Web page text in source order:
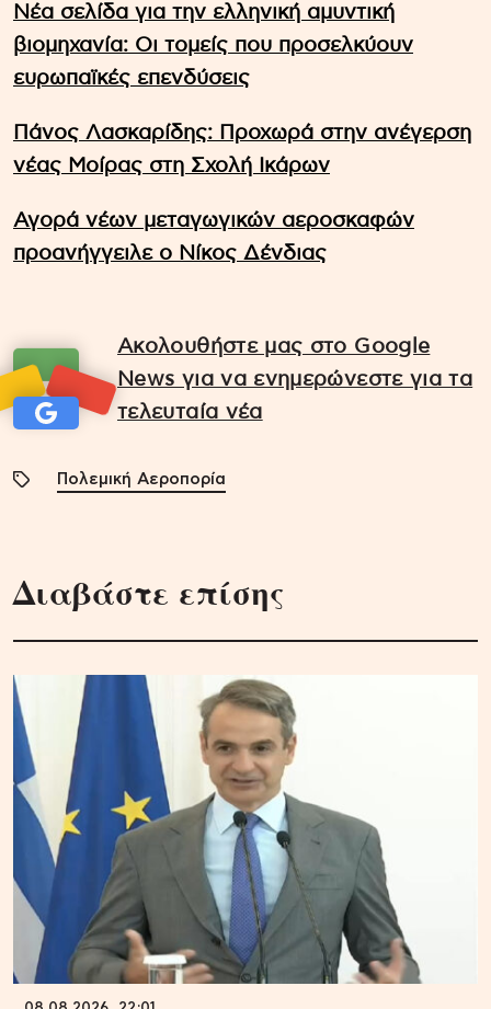
Νέα σελίδα για την ελληνική αμυντική
βιομηχανία: Οι τομείς που προσελκύουν
ευρωπαϊκές επενδύσεις
Πάνος Λασκαρίδης: Προχωρά στην ανέγερση
νέας Μοίρας στη Σχολή Ικάρων
Αγορά νέων μεταγωγικών αεροσκαφών
προανήγγειλε ο Νίκος Δένδιας
Ακολουθήστε μας στο Google
News για να ενημερώνεστε για τα
τελευταία νέα
Πολεμική Αεροπορία
Διαβάστε επίσης